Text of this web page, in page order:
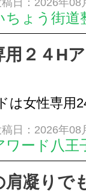
痛みや疲れ
ラインの張
り・頭痛や
とがありま
日：2026年08
ちょう街道
用２４H
は女性専用
を 思いっ
日：2026年08
ワード八王
時間ジム&
毛
肩凝りで